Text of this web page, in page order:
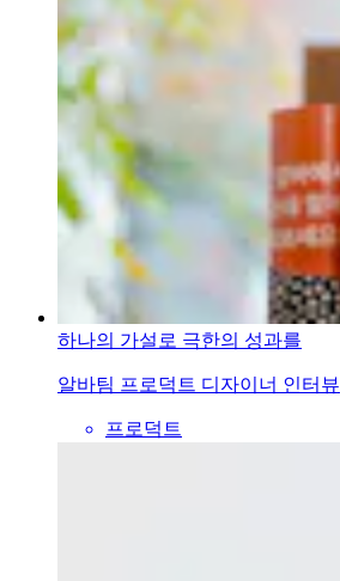
하나의 가설로 극한의 성과를
알바팀 프로덕트 디자이너 인터뷰
프로덕트